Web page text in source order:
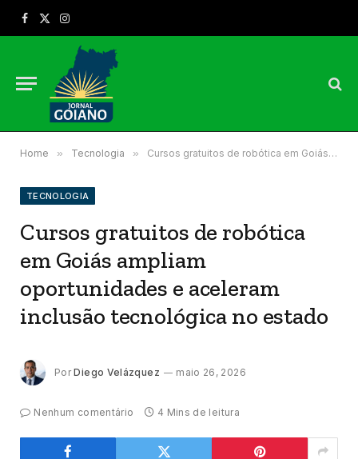
Facebook
X
Instagram
Home » Tecnologia » Cursos gratuitos de robótica em Goiás ampliam oportunidades e aceleram inclusão tecnológica no estado
TECNOLOGIA
Cursos gratuitos de robótica
em Goiás ampliam
oportunidades e aceleram
inclusão tecnológica no estado
Por Diego Velázquez maio 26, 2026
Nenhum comentário 4 Mins de leitura